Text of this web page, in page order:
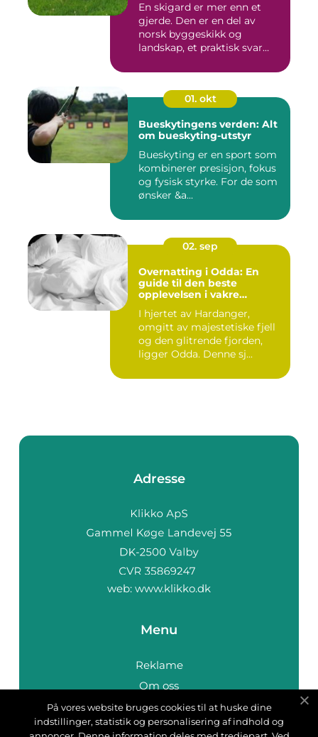
En skigard er mer enn et
gjerde. Den er en del av
norsk byggeskikk og
landskap, et praktisk svar
01. okt
Bueskytingens verden: Alt
om bueskyting-utstyr
Bueskyting er en sport som
kombinerer presisjon, fokus
og fysisk styrke. For de som
ønsker &a...
02. sep
Overnatting i Odda: En
guide til den beste
opplevelsen i vakre
I hjertet av Hardanger,
omgitt av majestetiske fjell
og den glitrende fjorden,
ligger Odda. Denne sj...
Adresse
web: www.klikko.dk
Menu
Reklame
Om oss
Cookies
Kontakt Oss
På vores website bruges cookies til at huske dine
indstillinger, statistik og personalisering af indhold og